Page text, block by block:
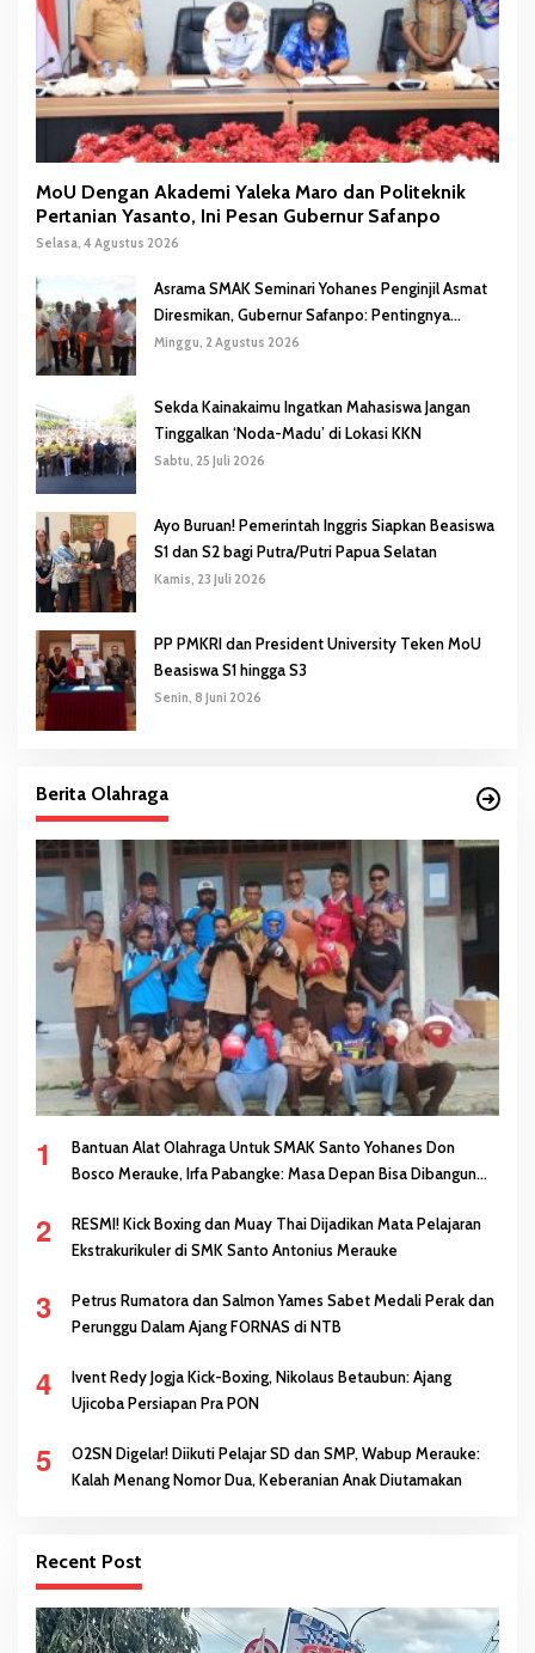
MoU Dengan Akademi Yaleka Maro dan Politeknik
Pertanian Yasanto, Ini Pesan Gubernur Safanpo
Selasa, 4 Agustus 2026
Asrama SMAK Seminari Yohanes Penginjil Asmat
Diresmikan, Gubernur Safanpo: Pentingnya
Pendidikan Karakter
Minggu, 2 Agustus 2026
Sekda Kainakaimu Ingatkan Mahasiswa Jangan
Tinggalkan ‘Noda-Madu’ di Lokasi KKN
Sabtu, 25 Juli 2026
Ayo Buruan! Pemerintah Inggris Siapkan Beasiswa
S1 dan S2 bagi Putra/Putri Papua Selatan
Kamis, 23 Juli 2026
PP PMKRI dan President University Teken MoU
Beasiswa S1 hingga S3
Senin, 8 Juni 2026
Berita Olahraga
1
Bantuan Alat Olahraga Untuk SMAK Santo Yohanes Don
Bosco Merauke, Irfa Pabangke: Masa Depan Bisa Dibangun
2
RESMI! Kick Boxing dan Muay Thai Dijadikan Mata Pelajaran
Ekstrakurikuler di SMK Santo Antonius Merauke
3
Petrus Rumatora dan Salmon Yames Sabet Medali Perak dan
Perunggu Dalam Ajang FORNAS di NTB
4
Ivent Redy Jogja Kick-Boxing, Nikolaus Betaubun: Ajang
Ujicoba Persiapan Pra PON
5
O2SN Digelar! Diikuti Pelajar SD dan SMP, Wabup Merauke:
Kalah Menang Nomor Dua, Keberanian Anak Diutamakan
Recent Post